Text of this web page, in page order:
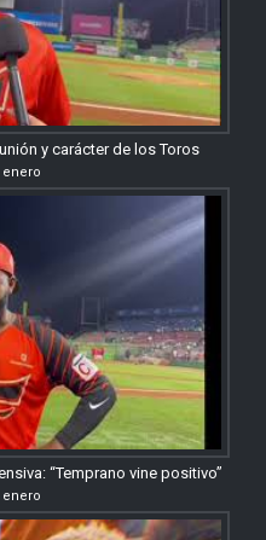
y carácter de los Toros
“Temprano vine positivo”